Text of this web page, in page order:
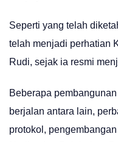
Seperti yang telah
telah menjadi perhatian
Rudi, sejak ia resmi
Beberapa
berjalan antara lain,
protokol,